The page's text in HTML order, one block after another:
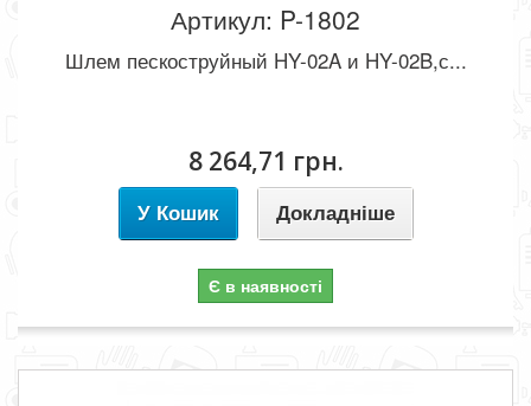
Артикул: P-1802
Шлем пескоструйный HY-02A и HY-02B,с...
8 264,71 грн.
У Кошик Докладніше
Є в наявності